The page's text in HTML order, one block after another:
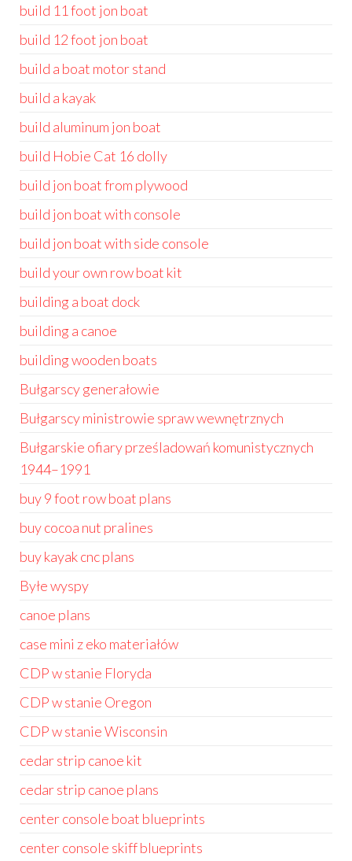
build 11 foot jon boat
build 12 foot jon boat
build a boat motor stand
build a kayak
build aluminum jon boat
build Hobie Cat 16 dolly
build jon boat from plywood
build jon boat with console
build jon boat with side console
build your own row boat kit
building a boat dock
building a canoe
building wooden boats
Bułgarscy generałowie
Bułgarscy ministrowie spraw wewnętrznych
Bułgarskie ofiary prześladowań komunistycznych
1944–1991
buy 9 foot row boat plans
buy cocoa nut pralines
buy kayak cnc plans
Byłe wyspy
canoe plans
case mini z eko materiałów
CDP w stanie Floryda
CDP w stanie Oregon
CDP w stanie Wisconsin
cedar strip canoe kit
cedar strip canoe plans
center console boat blueprints
center console skiff blueprints